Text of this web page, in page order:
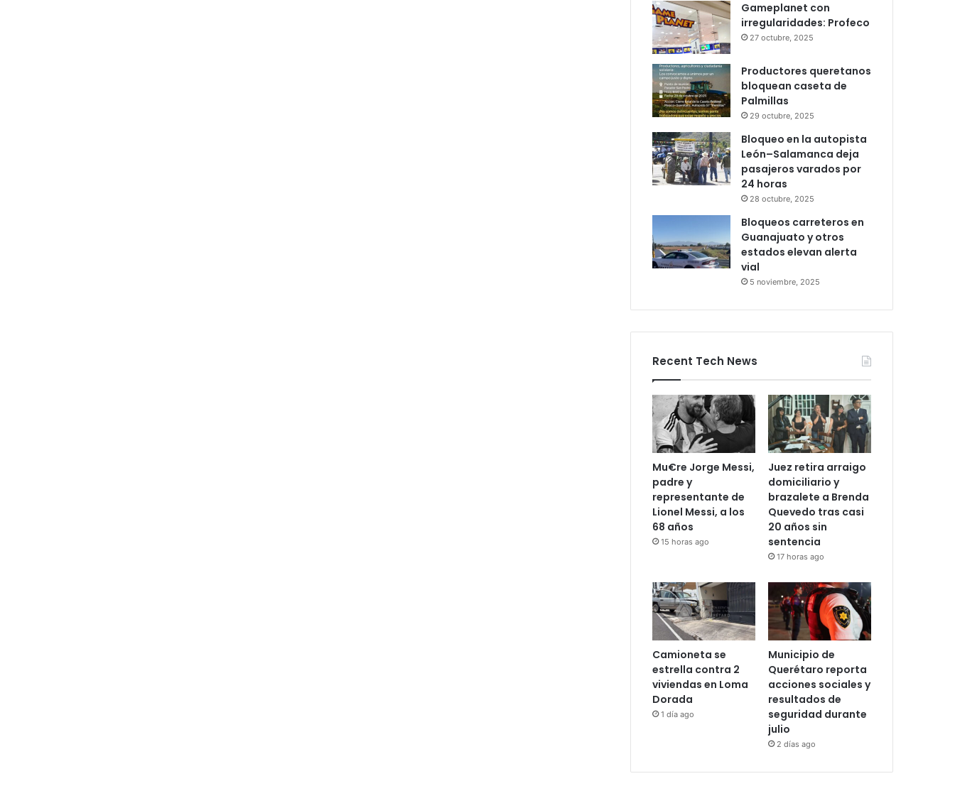
Gameplanet con
irregularidades: Profeco
27 octubre, 2025
Productores queretanos
bloquean caseta de
Palmillas
29 octubre, 2025
Bloqueo en la autopista
León–Salamanca deja
pasajeros varados por
24 horas
28 octubre, 2025
Bloqueos carreteros en
Guanajuato y otros
estados elevan alerta
vial
5 noviembre, 2025
Recent Tech News
Mu€re Jorge Messi,
padre y
representante de
Lionel Messi, a los
68 años
15 horas ago
Juez retira arraigo
domiciliario y
brazalete a Brenda
Quevedo tras casi
20 años sin
sentencia
17 horas ago
Camioneta se
estrella contra 2
viviendas en Loma
Dorada
1 día ago
Municipio de
Querétaro reporta
acciones sociales y
resultados de
seguridad durante
julio
2 días ago